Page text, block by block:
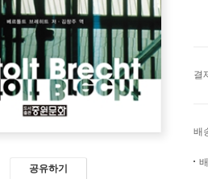
공유하기
결
배